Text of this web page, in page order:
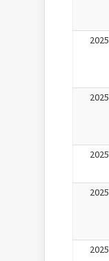
2025
2025
2025
2025
2025